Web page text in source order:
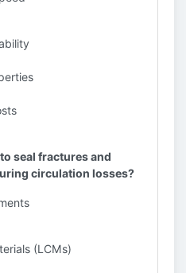
seal fractures and
circulation losses?
(LCMs)